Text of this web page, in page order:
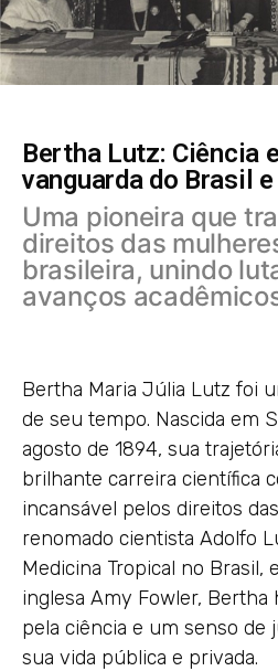
Bertha Lutz: Ciência
vanguarda do Brasil
Uma pioneira que
direitos das
brasileira, unindo
avanços
Bertha Maria Júlia Lutz foi
de seu tempo. Nascida em
agosto de 1894, sua
brilhante carreira científica
incansável pelos direitos
renomado cientista Adolfo
Medicina Tropical no Brasil,
inglesa Amy Fowler, Bertha
pela ciência e um senso de
sua vida pública e privada.